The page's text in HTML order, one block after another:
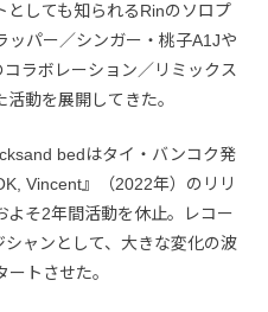
しても知られるRinのソロプ
ッパー／シンガー・桃子A1Jや
ラボレーション／リミックス
動を展開してきた。
bedはタイ・バンコク発
Vincent』（2022年）のリリ
よそ2年間活動を休止。レコー
シャンとして、大きな変化の波
トさせた。